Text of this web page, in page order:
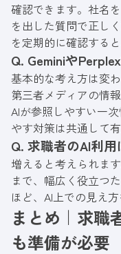
確認できます。社名
を出した質問で正し
を定期的に確認する
Q. Geminiや
基本的な考え方は変
第三者メディアの情
AIが参照しやすい一
やす対策は共通して有
Q. 求職者のAI利
増えると考えられま
まで、幅広く役立つ
ほど、AI上での見え
まとめ｜求職
も準備が必要